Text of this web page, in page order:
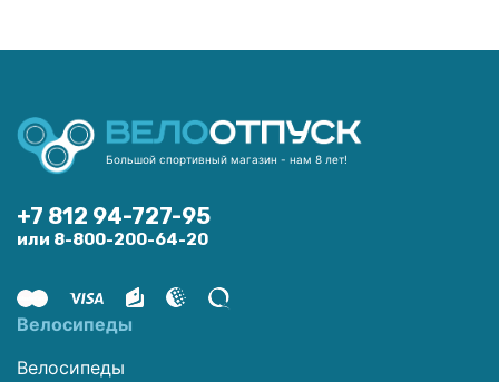
Большой спортивный магазин - нам 8 лет!
+7 812 94-727-95
или 8-800-200-64-20
Велосипеды
Велосипеды